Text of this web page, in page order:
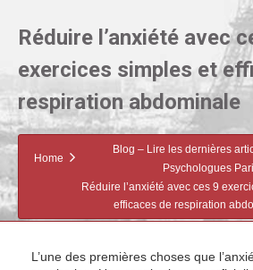
Réduire l’anxiété avec
exercices simples et
respiration abdominale
Home
Blog – Lire les dernières
Psychologues
Réduire l’anxiété avec ces 9
efficaces de respiration
L’une des premières choses que